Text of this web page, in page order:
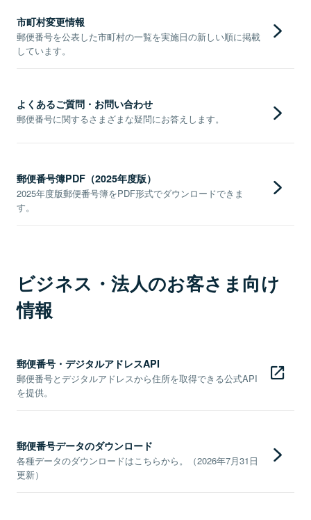
市町村変更情報
郵便番号を公表した市町村の一覧を実施日の新しい順に掲載
しています。
よくあるご質問・お問い合わせ
郵便番号に関するさまざまな疑問にお答えします。
郵便番号簿PDF（2025年度版）
2025年度版郵便番号簿をPDF形式でダウンロードできま
す。
ビジネス・法人のお客さま向け
情報
郵便番号・デジタルアドレスAPI
郵便番号とデジタルアドレスから住所を取得できる公式API
を提供。
郵便番号データのダウンロード
各種データのダウンロードはこちらから。（2026年7月31日
更新）